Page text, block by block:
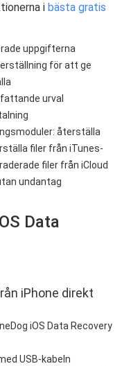
i bästa gratis
uppgifterna
för att ge
urval
återställa
filer från iTunes-
filer från iCloud
undantag
Data
iPhone direkt
iOS Data Recovery
USB-kabeln